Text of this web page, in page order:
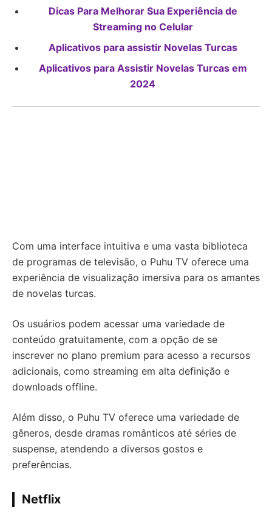
Dicas Para Melhorar Sua Experiência de
Streaming no Celular
Aplicativos para assistir Novelas Turcas
Aplicativos para Assistir Novelas Turcas em
2024
Com uma interface intuitiva e uma vasta biblioteca
de programas de televisão, o Puhu TV oferece uma
experiência de visualização imersiva para os amantes
de novelas turcas.
Os usuários podem acessar uma variedade de
conteúdo gratuitamente, com a opção de se
inscrever no plano premium para acesso a recursos
adicionais, como streaming em alta definição e
downloads offline.
Além disso, o Puhu TV oferece uma variedade de
gêneros, desde dramas românticos até séries de
suspense, atendendo a diversos gostos e
preferências.
Netflix